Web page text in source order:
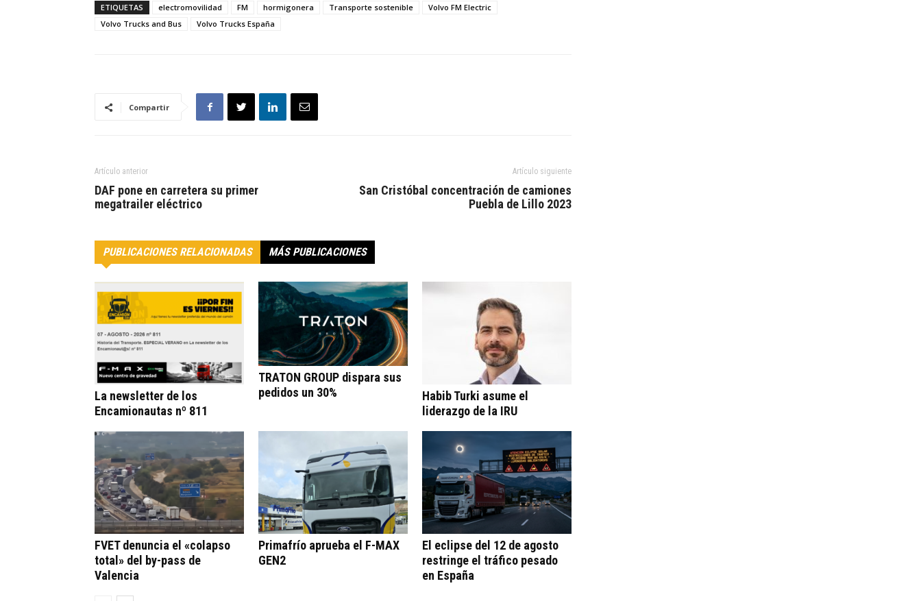
ETIQUETAS electromovilidad FM hormigonera Transporte sostenible
Volvo FM Electric
Volvo Trucks and Bus
Volvo Trucks España
Compartir
Artículo anterior
DAF pone en carretera su primer
megatrailer eléctrico
Artículo siguiente
San Cristóbal concentración de camiones
Puebla de Lillo 2023
PUBLICACIONES RELACIONADAS MÁS PUBLICACIONES
La newsletter de los
Encamionautas nº 811
TRATON GROUP dispara sus
pedidos un 30%
Habib Turki asume el
liderazgo de la IRU
FVET denuncia el «colapso
total» del by-pass de
Valencia
Primafrío aprueba el F-MAX
GEN2
El eclipse del 12 de agosto
restringe el tráfico pesado
en España